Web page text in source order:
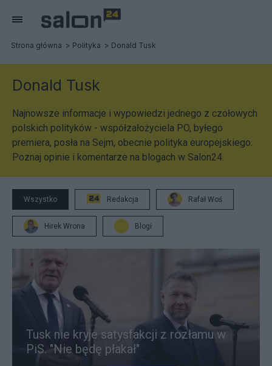
Strona główna Polityka Donald Tusk
Donald Tusk
Najnowsze informacje i wypowiedzi jednego z czołowych
polskich polityków - współzałożyciela PO, byłego
premiera, posła na Sejm, obecnie polityka europejskiego.
Poznaj opinie i komentarze na blogach w Salon24.
Wszystko Redakcja Rafał Woś
Hirek Wrona Blogi
Tusk nie kryje satysfakcji z rozłamu w
PiS. "Nie będę płakał"